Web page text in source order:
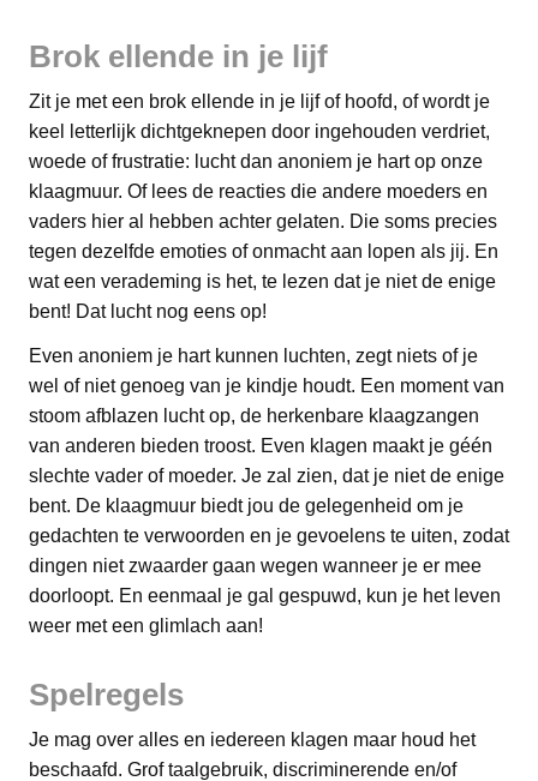
Brok ellende in je lijf
Zit je met een brok ellende in je lijf of hoofd, of wordt je
keel letterlijk dichtgeknepen door ingehouden verdriet,
woede of frustratie: lucht dan anoniem je hart op onze
klaagmuur. Of lees de reacties die andere moeders en
vaders hier al hebben achter gelaten. Die soms precies
tegen dezelfde emoties of onmacht aan lopen als jij. En
wat een verademing is het, te lezen dat je niet de enige
bent! Dat lucht nog eens op!
Even anoniem je hart kunnen luchten, zegt niets of je
wel of niet genoeg van je kindje houdt. Een moment van
stoom afblazen lucht op, de herkenbare klaagzangen
van anderen bieden troost. Even klagen maakt je géén
slechte vader of moeder. Je zal zien, dat je niet de enige
bent. De klaagmuur biedt jou de gelegenheid om je
gedachten te verwoorden en je gevoelens te uiten, zodat
dingen niet zwaarder gaan wegen wanneer je er mee
doorloopt. En eenmaal je gal gespuwd, kun je het leven
weer met een glimlach aan!
Spelregels
Je mag over alles en iedereen klagen maar houd het
beschaafd. Grof taalgebruik, discriminerende en/of